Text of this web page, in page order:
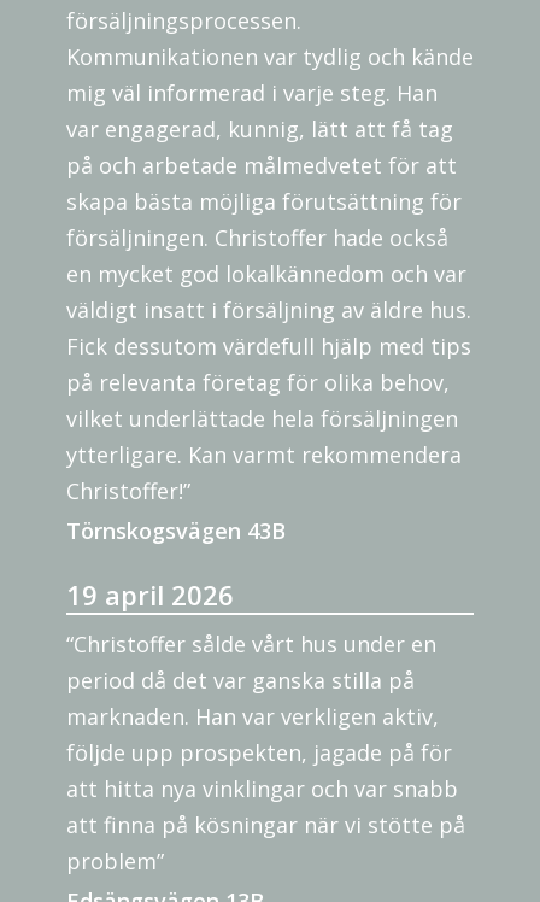
försäljningsprocessen.
Kommunikationen var tydlig och kände
mig väl informerad i varje steg. Han
var engagerad, kunnig, lätt att få tag
på och arbetade målmedvetet för att
skapa bästa möjliga förutsättning för
försäljningen. Christoffer hade också
en mycket god lokalkännedom och var
väldigt insatt i försäljning av äldre hus.
Fick dessutom värdefull hjälp med tips
på relevanta företag för olika behov,
vilket underlättade hela försäljningen
ytterligare. Kan varmt rekommendera
Christoffer!”
Törnskogsvägen 43B
19 april 2026
“Christoffer sålde vårt hus under en
period då det var ganska stilla på
marknaden. Han var verkligen aktiv,
följde upp prospekten, jagade på för
att hitta nya vinklingar och var snabb
att finna på kösningar när vi stötte på
problem”